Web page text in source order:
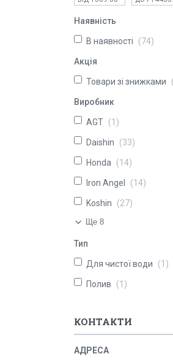
Наявність
В наявності 74
Акція
Товари зі знижками
Виробник
AGT 1
Daishin 33
Honda 14
Iron Angel 14
Koshin 27
Ще 8
Тип
Для чистої води 1
Полив 1
КОНТАКТИ